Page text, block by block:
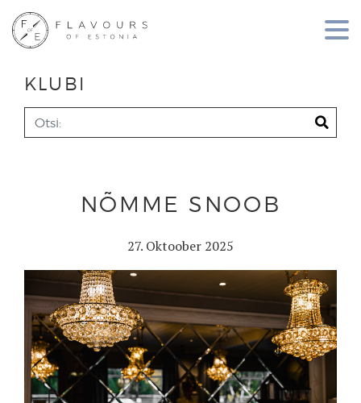
KLUBI
NÕMME SNOOB
27. Oktoober 2025